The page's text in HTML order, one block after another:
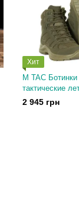
Хит
M TAC Ботинки
тактические
M-TAC
2 945 грн